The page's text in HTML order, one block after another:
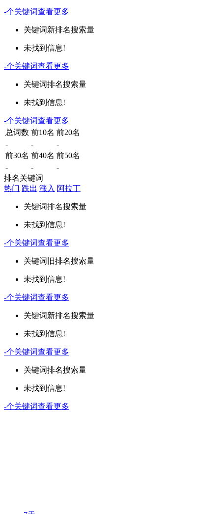
-个关键词查看更多
关键词新排名搜索量
未找到信息!
-个关键词查看更多
关键词排名搜索量
未找到信息!
-个关键词查看更多
总词数 前10名 前20名
-
-
-
前30名 前40名 前50名
-
-
-
排名关键词
热门 跌出 涨入 阿拉丁
关键词排名搜索量
未找到信息!
-个关键词查看更多
关键词 旧排名搜索量
未找到信息!
-个关键词查看更多
关键词新排名搜索量
未找到信息!
-个关键词查看更多
关键词排名搜索量
未找到信息!
-个关键词查看更多